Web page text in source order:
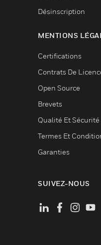
Désinscription
MENTIONS
Certifications
Contrats De
Open Source
Brevets
Qualité Et Sécurité
Termes Et
Garanties
SUIVEZ-NOUS